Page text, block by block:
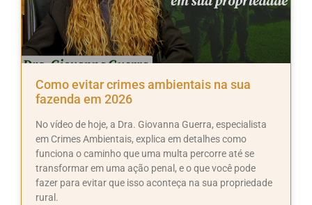
Como evitar crimes ambientais na sua
fazenda em 2026
No vídeo de hoje, a Dra. Giovanna Guerra, especialista
em Crimes Ambientais, explica em detalhes como
funciona o caminho que uma multa percorre até se
transformar em uma ação penal, e o que você pode
fazer para evitar que isso aconteça na sua propriedade
rural.